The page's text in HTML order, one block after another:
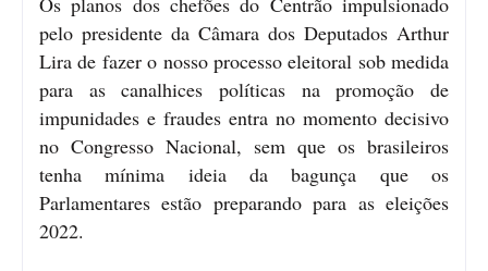
pelo presidente da Câmara dos Deputados Arthur
Lira de fazer o nosso processo eleitoral sob medida
para as canalhices políticas na promoção de
impunidades e fraudes entra no momento decisivo
no Congresso Nacional, sem que os brasileiros
tenha mínima ideia da bagunça que os
Parlamentares estão preparando para as eleições
2022.